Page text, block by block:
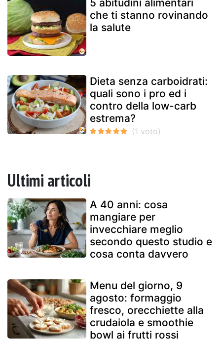
5 abitudini alimentari
che ti stanno rovinando
la salute
Dieta senza carboidrati:
quali sono i pro ed i
contro della low-carb
estrema?
Ultimi articoli
A 40 anni: cosa
mangiare per
invecchiare meglio
secondo questo studio e
cosa conta davvero
Menu del giorno, 9
agosto: formaggio
fresco, orecchiette alla
crudaiola e smoothie
bowl ai frutti rossi